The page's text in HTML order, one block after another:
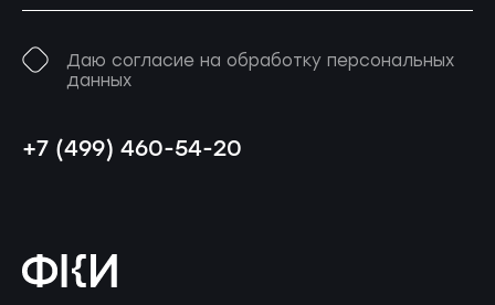
Даю согласие на обработку персональных
данных
+7 (499) 460-54-20